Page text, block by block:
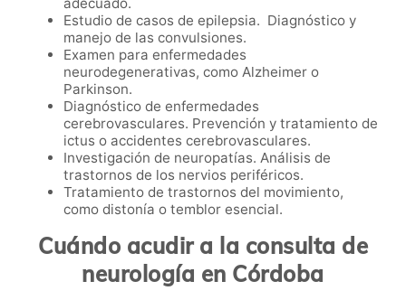
Estudio de casos de epilepsia. Diagnóstico y
manejo de las convulsiones.
Examen para enfermedades
neurodegenerativas, como Alzheimer o
Parkinson.
Diagnóstico de enfermedades
cerebrovasculares. Prevención y tratamiento de
ictus o accidentes cerebrovasculares.
Investigación de neuropatías. Análisis de
trastornos de los nervios periféricos.
Tratamiento de trastornos del movimiento,
como distonía o temblor esencial.
Cuándo acudir a la consulta de
neurología en Córdoba